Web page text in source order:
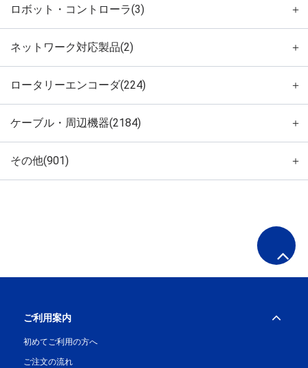
ロボット・コントローラ(3) ＋
ネットワーク対応製品(2) ＋
ロータリーエンコーダ(224) ＋
ケーブル・周辺機器(2184) ＋
その他(901) ＋
ご利用案内
初めてご利用の方へ
ご注文の流れ